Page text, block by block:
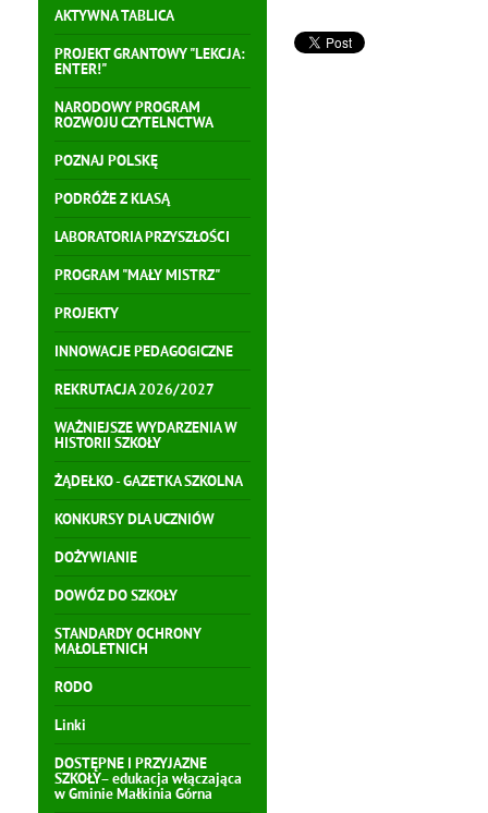
AKTYWNA TABLICA
PROJEKT GRANTOWY "LEKCJA:
ENTER!"
NARODOWY PROGRAM
ROZWOJU CZYTELNCTWA
POZNAJ POLSKĘ
PODRÓŻE Z KLASĄ
LABORATORIA PRZYSZŁOŚCI
PROGRAM "MAŁY MISTRZ"
PROJEKTY
INNOWACJE PEDAGOGICZNE
REKRUTACJA 2026/2027
WAŻNIEJSZE WYDARZENIA W
HISTORII SZKOŁY
ŻĄDEŁKO - GAZETKA SZKOLNA
KONKURSY DLA UCZNIÓW
DOŻYWIANIE
DOWÓZ DO SZKOŁY
STANDARDY OCHRONY
MAŁOLETNICH
RODO
Linki
DOSTĘPNE I PRZYJAZNE
SZKOŁY– edukacja włączająca
w Gminie Małkinia Górna